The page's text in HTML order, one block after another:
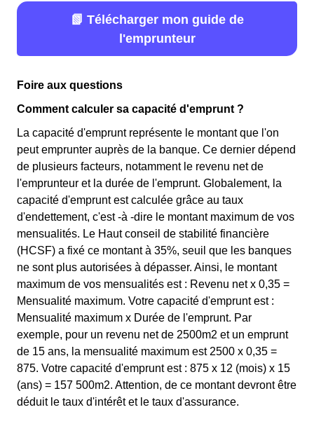
📗 Télécharger mon guide de
l'emprunteur
Foire aux questions
Comment calculer sa capacité d'emprunt ?
La capacité d'emprunt représente le montant que l'on
peut emprunter auprès de la banque. Ce dernier dépend
de plusieurs facteurs, notamment le revenu net de
l'emprunteur et la durée de l'emprunt. Globalement, la
capacité d'emprunt est calculée grâce au taux
d'endettement, c'est -à -dire le montant maximum de vos
mensualités. Le Haut conseil de stabilité financière
(HCSF) a fixé ce montant à 35%, seuil que les banques
ne sont plus autorisées à dépasser. Ainsi, le montant
maximum de vos mensualités est : Revenu net x 0,35 =
Mensualité maximum. Votre capacité d'emprunt est :
Mensualité maximum x Durée de l'emprunt. Par
exemple, pour un revenu net de 2500m2 et un emprunt
de 15 ans, la mensualité maximum est 2500 x 0,35 =
875. Votre capacité d'emprunt est : 875 x 12 (mois) x 15
(ans) = 157 500m2. Attention, de ce montant devront être
déduit le taux d'intérêt et le taux d'assurance.